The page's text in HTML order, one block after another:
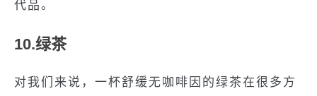
代品。
10.绿茶
对我们来说，一杯舒缓无咖啡因的绿茶在很多方